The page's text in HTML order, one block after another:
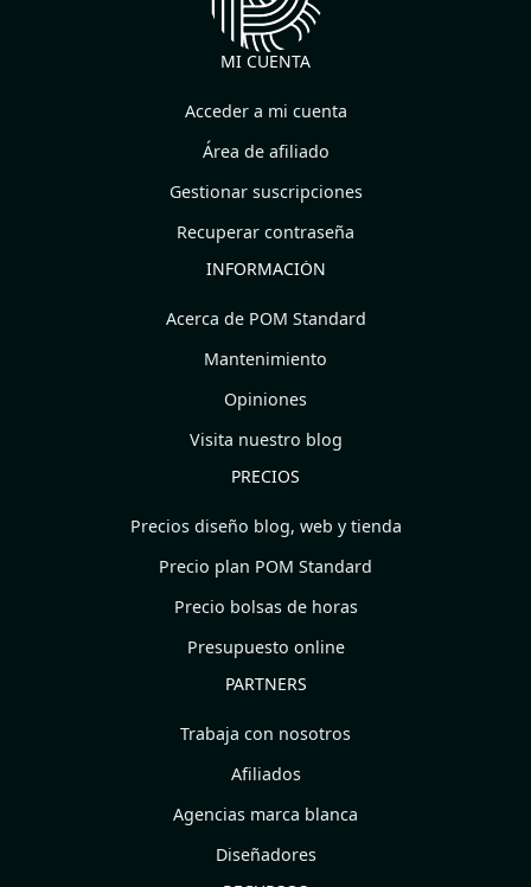
MI CUENTA
Acceder a mi cuenta
Área de afiliado
Gestionar suscripciones
Recuperar contraseña
INFORMACIÓN
Acerca de POM Standard
Mantenimiento
Opiniones
Visita nuestro blog
PRECIOS
Precios diseño blog, web y tienda
Precio plan POM Standard
Precio bolsas de horas
Presupuesto online
PARTNERS
Trabaja con nosotros
Afiliados
Agencias marca blanca
Diseñadores